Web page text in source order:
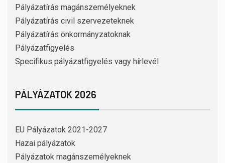
Pályázatírás magánszemélyeknek
Pályázatírás civil szervezeteknek
Pályázatírás önkormányzatoknak
Pályázatfigyelés
Specifikus pályázatfigyelés vagy hírlevél
PÁLYÁZATOK 2026
EU Pályázatok 2021-2027
Hazai pályázatok
Pályázatok magánszemélyeknek